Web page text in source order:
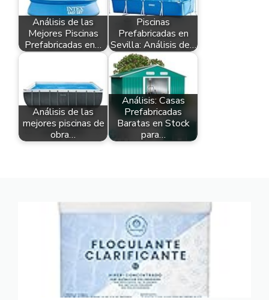
Análisis de las
Mejores Piscinas
Prefabricadas en…
Piscinas
Prefabricadas en
Sevilla: Análisis de…
Análisis de las
mejores piscinas de
obra…
Análisis: Casas
Prefabricadas
Baratas en Stock
para…